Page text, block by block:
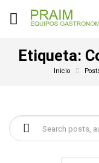
Etiqueta:
Inicio
Buscar: